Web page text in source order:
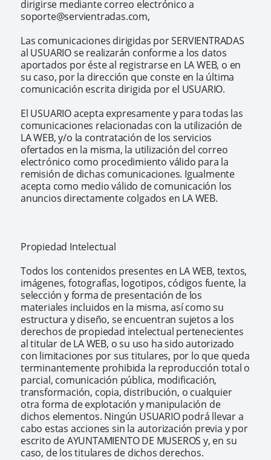
dirigirse mediante correo electrónico a
soporte@servientradas.com,
Las comunicaciones dirigidas por SERVIENTRADAS
al USUARIO se realizarán conforme a los datos
aportados por éste al registrarse en LA WEB, o en
su caso, por la dirección que conste en la última
comunicación escrita dirigida por el USUARIO.
El USUARIO acepta expresamente y para todas las
comunicaciones relacionadas con la utilización de
LA WEB, y/o la contratación de los servicios
ofertados en la misma, la utilización del correo
electrónico como procedimiento válido para la
remisión de dichas comunicaciones. Igualmente
acepta como medio válido de comunicación los
anuncios directamente colgados en LA WEB.
Propiedad Intelectual
Todos los contenidos presentes en LA WEB, textos,
imágenes, fotografías, logotipos, códigos fuente, la
selección y forma de presentación de los
materiales incluidos en la misma, así como su
estructura y diseño, se encuentran sujetos a los
derechos de propiedad intelectual pertenecientes
al titular de LA WEB, o su uso ha sido autorizado
con limitaciones por sus titulares, por lo que queda
terminantemente prohibida la reproducción total o
parcial, comunicación pública, modificación,
transformación, copia, distribución, o cualquier
otra forma de explotación y manipulación de
dichos elementos. Ningún USUARIO podrá llevar a
cabo estas acciones sin la autorización previa y por
escrito de AYUNTAMIENTO DE MUSEROS y, en su
caso, de los titulares de dichos derechos.